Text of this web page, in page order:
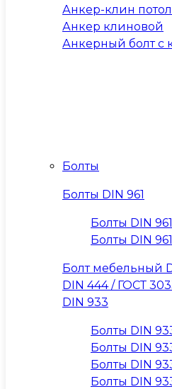
Анкер-клин
Анкер клиновой
Анкерный болт с
Болты
Болты DIN 961
Болты DIN
Болты DIN
Болт мебельный
DIN 444 / ГОСТ
DIN 933
Болты DIN
Болты DIN
Болты DIN
Болты DIN